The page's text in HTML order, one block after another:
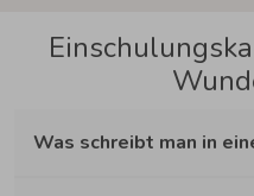
Was schreibt man in